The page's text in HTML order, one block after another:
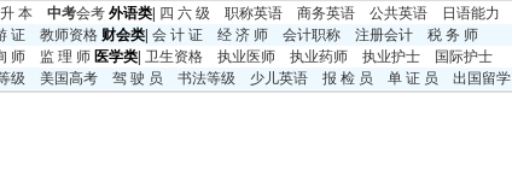
本 中考会考 外语类| 四 六 级 职称英语 商务英语 公共英语
日语能力
证 教师资格 财会类| 会 计 证 经 济 师 会计职称 注册会计
税 务 师
师 监 理 师 医学类| 卫生资格 执业医师 执业药师 执业护士
国际护士
级 美国高考 驾 驶 员 书法等级 少儿英语 报 检 员 单 证 员 出国留学